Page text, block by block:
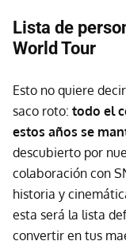
Lista de
World Tour
Esto no quiere
saco roto: todo el
estos años se
descubierto por
colaboración con
historia y
esta será la lista
convertir en tus